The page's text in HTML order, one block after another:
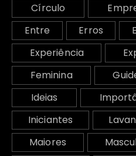
Círculo
Entre
Erros
Experiência
Feminina
Ideias
Iniciantes
Maiores